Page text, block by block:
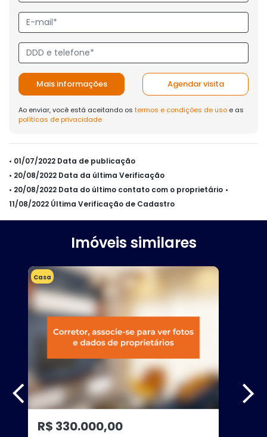
Mais informações Agendar visita
Ao enviar, você está aceitando os termos e condições de uso e as
políticas de privacidade
• 01/07/2022 Data de publicação
• 20/08/2022 Data da última Verificação
• 20/08/2022 Data do último contato com o proprietário •
11/08/2022 Última Verificação de Cadastro
Imóveis similares
Casa
R$ 330.000,00